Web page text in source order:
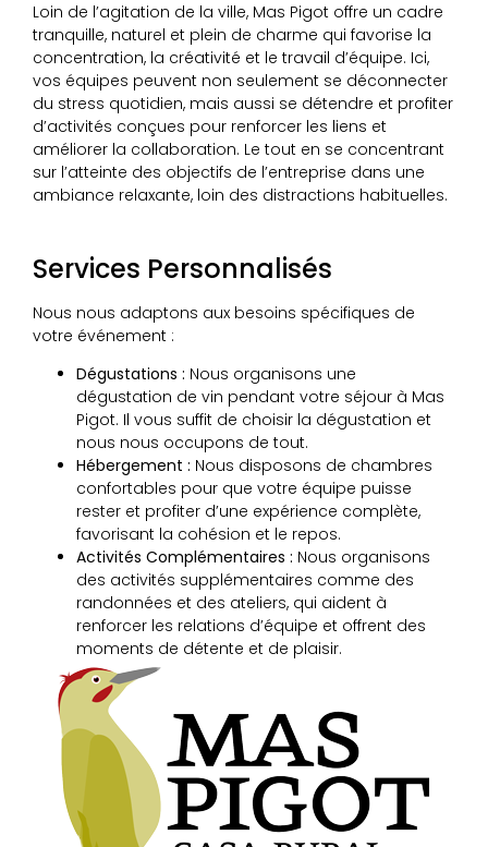
Loin de l’agitation de la ville, Mas Pigot offre un cadre
tranquille, naturel et plein de charme qui favorise la
concentration, la créativité et le travail d’équipe. Ici,
vos équipes peuvent non seulement se déconnecter
du stress quotidien, mais aussi se détendre et profiter
d’activités conçues pour renforcer les liens et
améliorer la collaboration. Le tout en se concentrant
sur l’atteinte des objectifs de l’entreprise dans une
ambiance relaxante, loin des distractions habituelles.
Services Personnalisés
Nous nous adaptons aux besoins spécifiques de
votre événement :
Dégustations : Nous organisons une
dégustation de vin pendant votre séjour à Mas
Pigot. Il vous suffit de choisir la dégustation et
nous nous occupons de tout.
Hébergement : Nous disposons de chambres
confortables pour que votre équipe puisse
rester et profiter d’une expérience complète,
favorisant la cohésion et le repos.
Activités Complémentaires : Nous organisons
des activités supplémentaires comme des
randonnées et des ateliers, qui aident à
renforcer les relations d’équipe et offrent des
moments de détente et de plaisir.